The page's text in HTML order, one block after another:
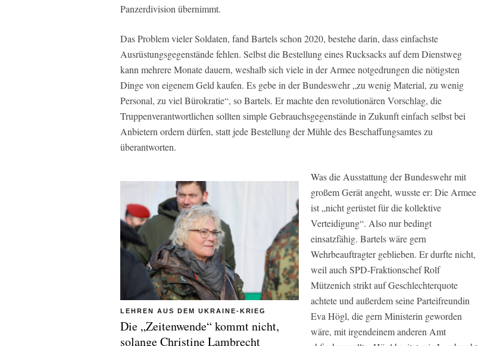
Panzerdivision übernimmt.
Das Problem vieler Soldaten, fand Bartels schon 2020, bestehe darin, dass einfachste
Ausrüstungsgegenstände fehlen. Selbst die Bestellung eines Rucksacks auf dem Dienstweg
kann mehrere Monate dauern, weshalb sich viele in der Armee notgedrungen die nötigsten
Dinge von eigenem Geld kaufen. Es gebe in der Bundeswehr „zu wenig Material, zu wenig
Personal, zu viel Bürokratie“, so Bartels. Er machte den revolutionären Vorschlag, die
Truppenverantwortlichen sollten simple Gebrauchsgegenstände in Zukunft einfach selbst bei
Anbietern ordern dürfen, statt jede Bestellung der Mühle des Beschaffungsamtes zu
überantworten.
LEHREN AUS DEM UKRAINE-KRIEG
Die „Zeitenwende“ kommt nicht,
solange Christine Lambrecht
Was die Ausstattung der Bundeswehr mit
großem Gerät angeht, wusste er: Die Armee
ist „nicht gerüstet für die kollektive
Verteidigung“. Also nur bedingt
einsatzfähig. Bartels wäre gern
Wehrbeauftragter geblieben. Er durfte nicht,
weil auch SPD-Fraktionschef Rolf
Mützenich strikt auf Geschlechterquote
achtete und außerdem seine Parteifreundin
Eva Högl, die gern Ministerin geworden
wäre, mit irgendeinem anderen Amt